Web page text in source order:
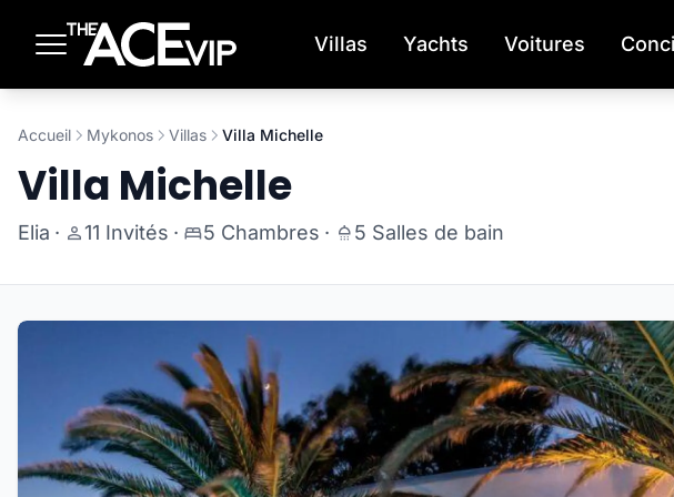
Villas Yachts Voitures
Accueil Mykonos Villas Villa Michelle
Villa Michelle
Elia · 11 Invités · 5 Chambres · 5 Salles de bain